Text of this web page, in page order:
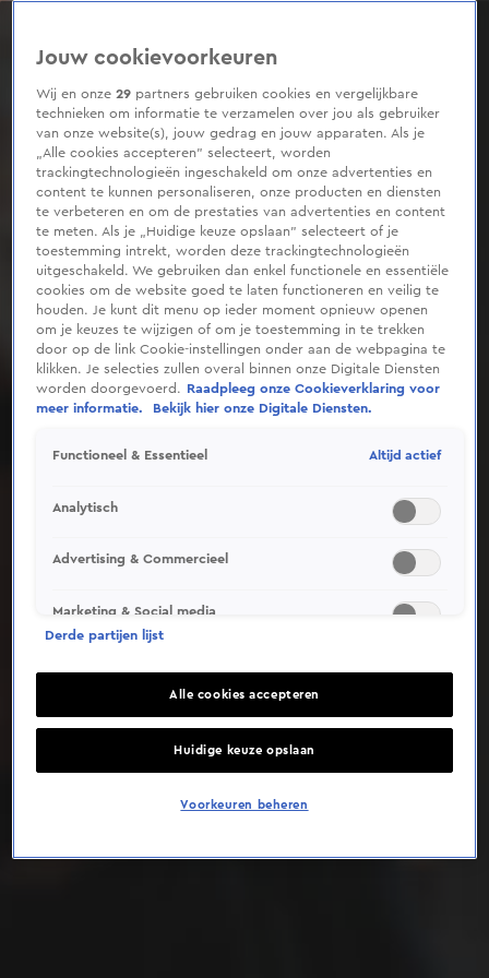
0
Deze video is niet beschikbaar op je huidige locatie
Jouw cookievoorkeuren
Wij en onze29 partners gebruiken cookies en vergelijkbare
technieken om informatie te verzamelen over jou als gebruiker
van onze website(s), jouw gedrag en jouw apparaten. Als je
„Alle cookies accepteren” selecteert, worden
trackingtechnologieën ingeschakeld om onze advertenties en
content te kunnen personaliseren, onze producten en diensten
te verbeteren en om de prestaties van advertenties en content
te meten. Als je „Huidige keuze opslaan” selecteert of je
toestemming intrekt, worden deze trackingtechnologieën
uitgeschakeld. We gebruiken dan enkel functionele en essentiële
cookies om de website goed te laten functioneren en veilig te
houden. Je kunt dit menu op ieder moment opnieuw openen
om je keuzes te wijzigen of om je toestemming in te trekken
door op de link Cookie-instellingen onder aan de webpagina te
klikken. Je selecties zullen overal binnen onze Digitale Diensten
worden doorgevoerd.
Raadpleeg onze Cookieverklaring voor
meer informatie.
Bekijk hier onze Digitale Diensten.
Functioneel & Essentieel Altijd actief
Analytisch
Advertising & Commercieel
Marketing & Social media
Derde partijen lijst
Alle cookies accepteren
Huidige keuze opslaan
Voorkeuren beheren